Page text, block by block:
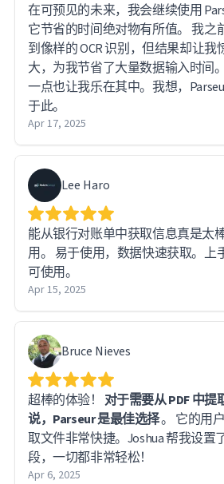
在可预见的未来，我会继续使用
它节省的时间绝对物有所值。 我之
到像样的 OCR 识别，但结果却让
大，为我节省了大量数据输入时间
一点也让我乐在其中。我想，
于此。
Apr 17, 2025
Lee Haro
能从银行对账单中获取信息真是太
用。 易于使用，数据快速获取。上
可使用。
Apr 15, 2025
Bruce Nieves
超棒的体验！ 对于需要从 PDF 中
说，Parseur 是最佳选择。 它的用
取文件非常快捷。Joshua 帮我设置
段，一切都非常轻松！
Apr 6, 2025